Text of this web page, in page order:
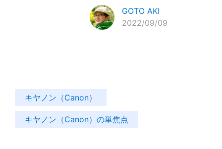
GOTO AKI
2022/09/09
キヤノン（Canon）
キヤノン（Canon）の単焦点